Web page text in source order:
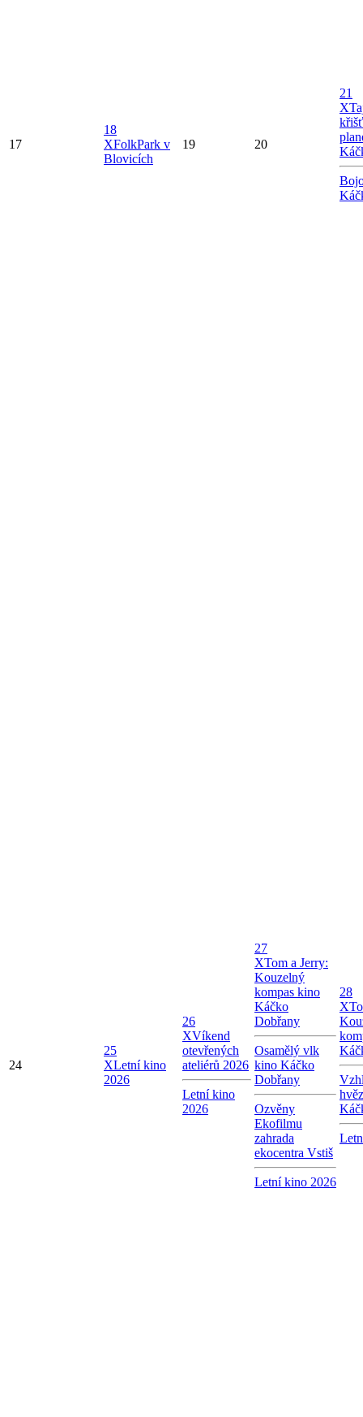
17
18
XFolkPark v
Blovicích
19 20
21
X
24
25
XLetní kino
2026
26
XVíkend
otevřených
ateliérů 2026
Letní kino
2026
27
XTom a Jerry:
Kouzelný
kompas kino
Káčko
Dobřany
Osamělý vlk
kino Káčko
Dobřany
Ozvěny
Ekofilmu
zahrada
ekocentra Vstiš
Letní kino 2026
28
X